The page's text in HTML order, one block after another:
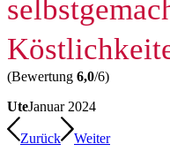
(Bewertung 6,0/6)
UteJanuar 2024
Zurück
Weiter